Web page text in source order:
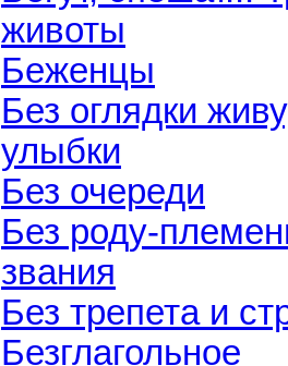
животы
Беженцы
Без оглядки
улыбки
Без очереди
Без роду-
звания
Без трепета и
Безглагольное